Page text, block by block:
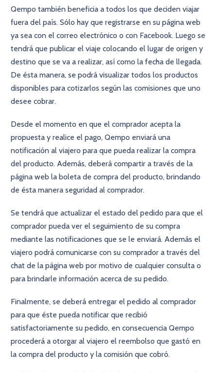
Qempo también beneficia a todos los que deciden viajar
fuera del país. Sólo hay que registrarse en su página web
ya sea con el correo electrónico o con Facebook. Luego se
tendrá que publicar el viaje colocando el lugar de origen y
destino que se va a realizar, así como la fecha de llegada.
De ésta manera, se podrá visualizar todos los productos
disponibles para cotizarlos según las comisiones que uno
desee cobrar.
Desde el momento en que el comprador acepta la
propuesta y realice el pago, Qempo enviará una
notificación al viajero para que pueda realizar la compra
del producto. Además, deberá compartir a través de la
página web la boleta de compra del producto, brindando
de ésta manera seguridad al comprador.
Se tendrá que actualizar el estado del pedido para que el
comprador pueda ver el seguimiento de su compra
mediante las notificaciones que se le enviará. Además el
viajero podrá comunicarse con su comprador a través del
chat de la página web por motivo de cualquier consulta o
para brindarle información acerca de su pedido.
Finalmente, se deberá entregar el pedido al comprador
para que éste pueda notificar que recibió
satisfactoriamente su pedido, en consecuencia Qempo
procederá a otorgar al viajero el reembolso que gastó en
la compra del producto y la comisión que cobró.